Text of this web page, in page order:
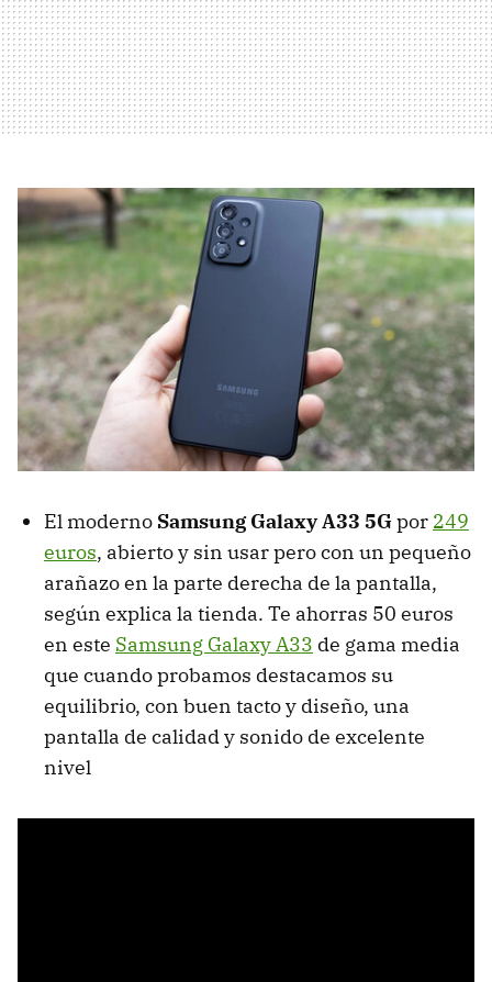
El moderno Samsung Galaxy A33 5Gpor 249
euros, abierto y sin usar pero con un pequeño
arañazo en la parte derecha de la pantalla,
según explica la tienda. Te ahorras 50 euros
en este Samsung Galaxy A33 de gama media
que cuando probamos destacamos su
equilibrio, con buen tacto y diseño, una
pantalla de calidad y sonido de excelente
nivel